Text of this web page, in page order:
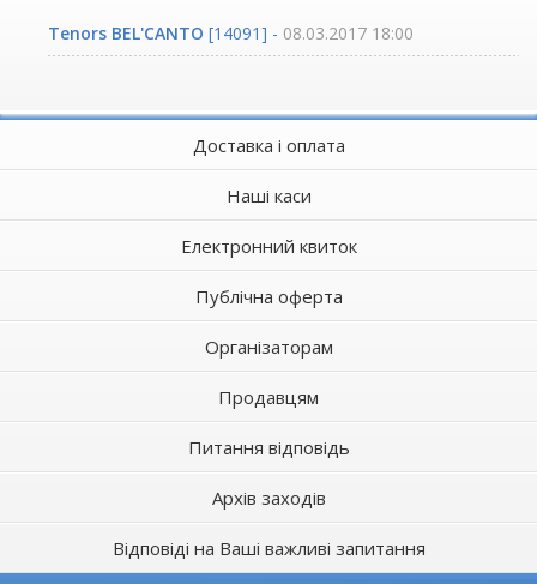
Tenors BEL'CANTO [14091] - 08.03.2017 18:00
Доставка і оплата
Наші каси
Електронний квиток
Публічна оферта
Організаторам
Продавцям
Питання відповідь
Архів заходів
Відповіді на Ваші важливі запитання